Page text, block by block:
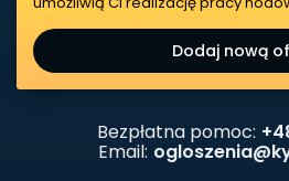
Dodaj nową
Bezpłatna pomoc:
Email: